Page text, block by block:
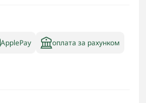
ApplePay оплата за рахунком